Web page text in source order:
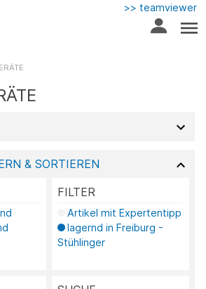
>> teamviewer
& SORTIEREN
FILTER
Artikel mit Expertentipp
lagernd in Freiburg -
Stühlinger